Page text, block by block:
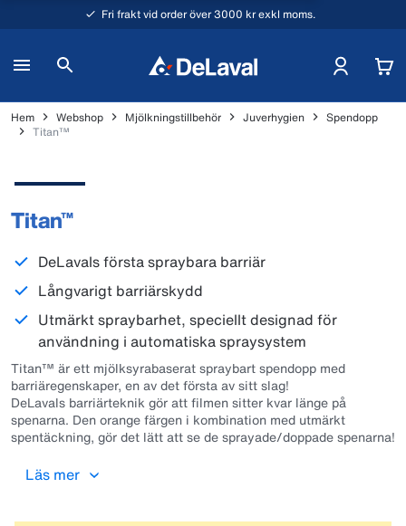
Fri frakt vid order över 3000 kr exkl moms.
Hem Webshop Mjölkningstillbehör Juverhygien
Spendopp
Titan™
Titan™
DeLavals första spraybara barriär
Långvarigt barriärskydd
Utmärkt spraybarhet, speciellt designad för
användning i automatiska spraysystem
Titan™ är ett mjölksyrabaserat spraybart spendopp med
barriäregenskaper, en av det första av sitt slag!
DeLavals barriärteknik gör att filmen sitter kvar länge på
spenarna. Den orange färgen i kombination med utmärkt
spentäckning, gör det lätt att se de sprayade/doppade spenarna!
OBS!
bytas ut till ett annat munstycke. Kontakta er DeLaval
Läs mer